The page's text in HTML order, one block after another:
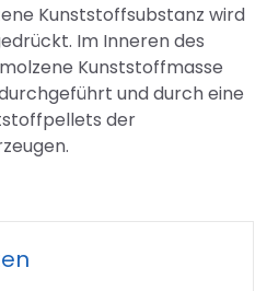
Kunststoffsubstanz wird
Im Inneren des
Kunststoffmasse
und durch eine
der